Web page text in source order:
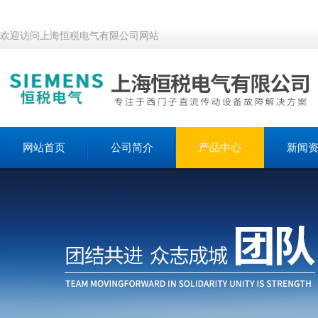
欢迎访问上海恒税电气有限公司网站
网站首页 公司简介 产品中心 新闻